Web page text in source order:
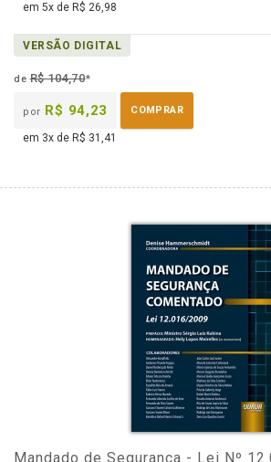
em 5x de R$ 26,98
VERSÃO DIGITAL
deR$ 104,70*
por R$ 94,23 COMPRAR
em 3x de R$ 31,41
Mandado de Segurança - Lei Nº